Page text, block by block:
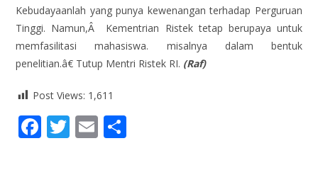
Kebudayaanlah yang punya kewenangan terhadap Perguruan
Tinggi. Namun,Â Kementrian Ristek tetap berupaya untuk
memfasilitasi mahasiswa. misalnya dalam bentuk
penelitian.â€ Tutup Mentri Ristek RI. (Raf)
Post Views: 1,611
F T E